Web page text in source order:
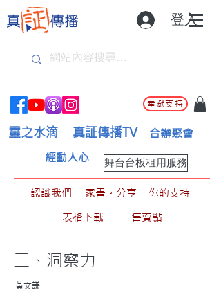
登入
奉獻支持
靈之水滴 真証傳播TV 合辦聚會
舞台台板租用服務
經動人心
認識我們 家書。分享
你的支持
表格下載
售賣點
二、洞察力
黃文謙